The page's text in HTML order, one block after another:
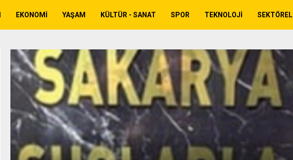
EKONOMI YAŞAM KÜLTÜR - SANAT SPOR TEKNOLOJI SEKTÖREL